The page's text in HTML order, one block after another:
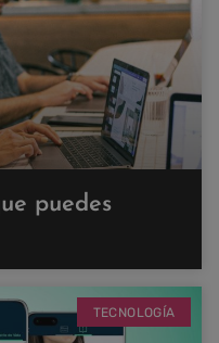
puedes
TECNOLOGÍA